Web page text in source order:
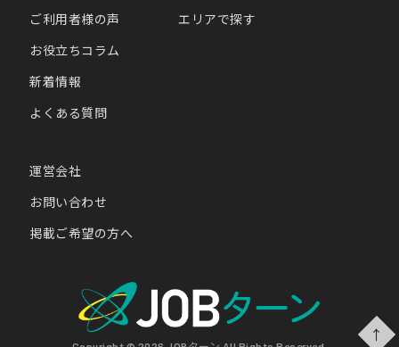
ご利用者様の声
お役立ちコラム
新着情報
よくある質問
エリアで探す
運営会社
お問い合わせ
掲載ご希望の方へ
↑